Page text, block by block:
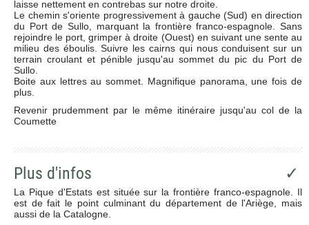
laisse nettement en contrebas sur notre droite.
Le chemin s'oriente progressivement à gauche (Sud) en direction
du Port de Sullo, marquant la frontière franco-espagnole. Sans
rejoindre le port, grimper à droite (Ouest) en suivant une sente au
milieu des éboulis. Suivre les cairns qui nous conduisent sur un
terrain croulant et pénible jusqu'au sommet du pic du Port de
Sullo.
Boite aux lettres au sommet. Magnifique panorama, une fois de
plus.
Revenir prudemment par le même itinéraire jusqu'au col de la
Coumette
Plus d'infos ✓
La Pique d'Estats est située sur la frontière franco-espagnole. Il
est de fait le point culminant du département de l'Ariège, mais
aussi de la Catalogne.